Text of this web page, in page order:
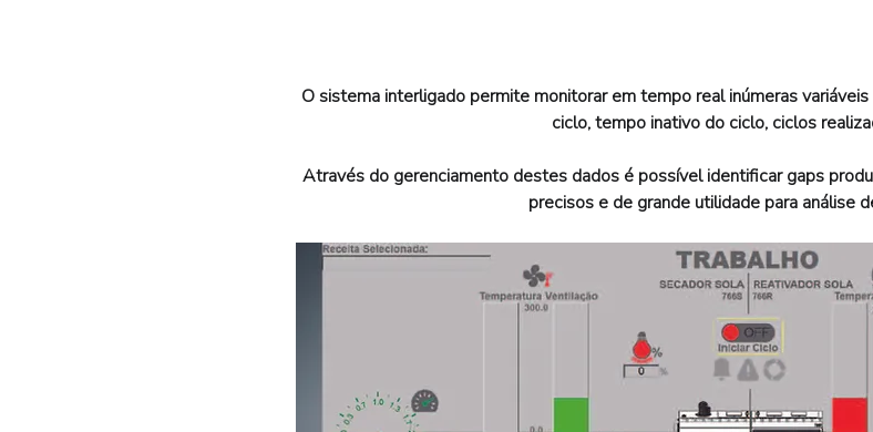
O sistema interligado permite monitorar em tempo real inúmeras
ciclo, tempo inativo do ciclo, ciclos
Através do gerenciamento destes dados é possível identificar gaps
precisos e de grande utilidade para análise